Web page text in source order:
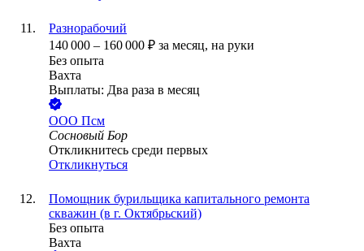
Разнорабочий
140 000 – 160 000 ₽ за месяц, на руки
Без опыта
Вахта
Выплаты: Два раза в месяц
ООО Псм
Сосновый Бор
Откликнитесь среди первых
Откликнуться
Помощник бурильщика капитального ремонта
скважин (в г. Октябрьский)
Без опыта
Вахта